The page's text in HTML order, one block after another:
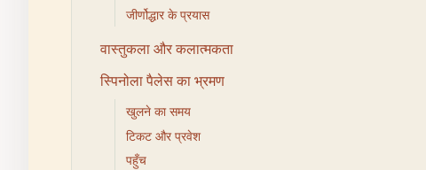
जीर्णोद्धार के प्रयास
वास्तुकला और कलात्मकता
स्पिनोला पैलेस का भ्रमण
खुलने का समय
टिकट और प्रवेश
पहुँच